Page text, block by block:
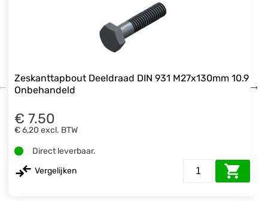
Zeskanttapbout Deeldraad DIN 931 M27x130mm 10.9
Onbehandeld
€ 7.50
€ 6,20 excl. BTW
Direct leverbaar.
Vergelijken